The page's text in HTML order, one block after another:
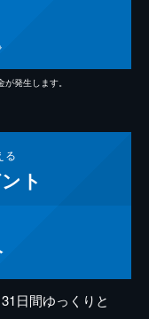
発生します。
る
ト
日間ゆっくりと